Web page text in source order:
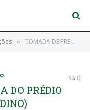
» TOMADA DE PREÇOS Nº 202202100002 (REFORMA DO PRÉDIO DA EMEF SÃO BERNARDINO)
DO PRÉDIO
0